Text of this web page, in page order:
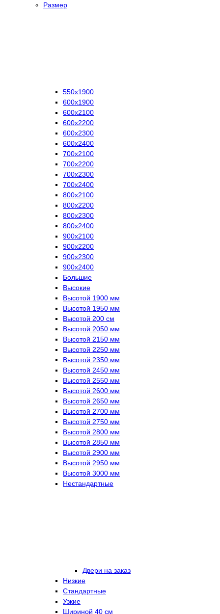
Размер
550х1900
600х1900
600х2100
600х2200
600х2300
600х2400
700х2100
700х2200
700х2300
700х2400
800х2100
800х2200
800х2300
800х2400
900х2100
900х2200
900х2300
900х2400
Большие
Высокие
Высотой 1900 мм
Высотой 1950 мм
Высотой 200 см
Высотой 2050 мм
Высотой 2150 мм
Высотой 2250 мм
Высотой 2350 мм
Высотой 2450 мм
Высотой 2550 мм
Высотой 2600 мм
Высотой 2650 мм
Высотой 2700 мм
Высотой 2750 мм
Высотой 2800 мм
Высотой 2850 мм
Высотой 2900 мм
Высотой 2950 мм
Высотой 3000 мм
Нестандартные
Двери на заказ
Низкие
Стандартные
Узкие
Шириной 40 см